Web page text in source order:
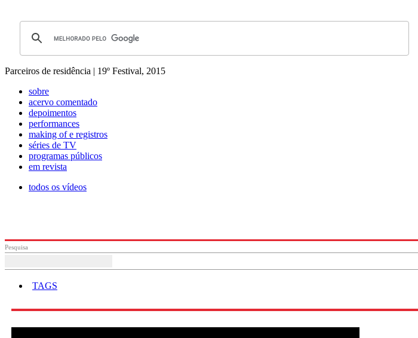
Parceiros de residência | 19º Festival, 2015
sobre
acervo comentado
depoimentos
performances
making of e registros
séries de TV
programas públicos
em revista
todos os vídeos
Pesquisa
TAGS